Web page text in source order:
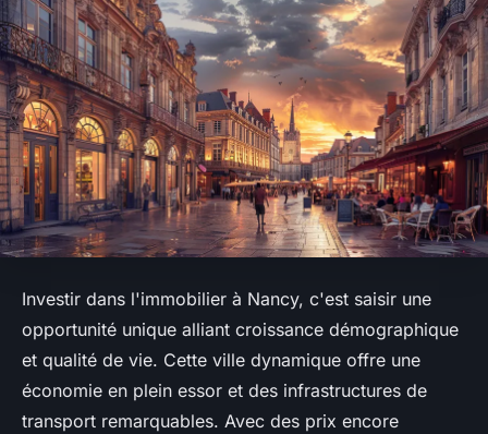
Investir dans l'immobilier à Nancy, c'est saisir une
opportunité unique alliant croissance démographique
et qualité de vie. Cette ville dynamique offre une
économie en plein essor et des infrastructures de
transport remarquables. Avec des prix encore